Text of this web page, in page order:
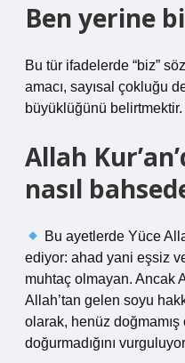
Ben yerine
Bu tür ifadelerde “biz”
amacı, sayısal çokluğu
büyüklüğünü belirtmektir.
Allah
nasıl
Bu ayetlerde Yüce
ediyor: ahad yani eşsiz
muhtaç olmayan. Ancak
Allah’tan gelen soyu
olarak, henüz
doğurmadığını